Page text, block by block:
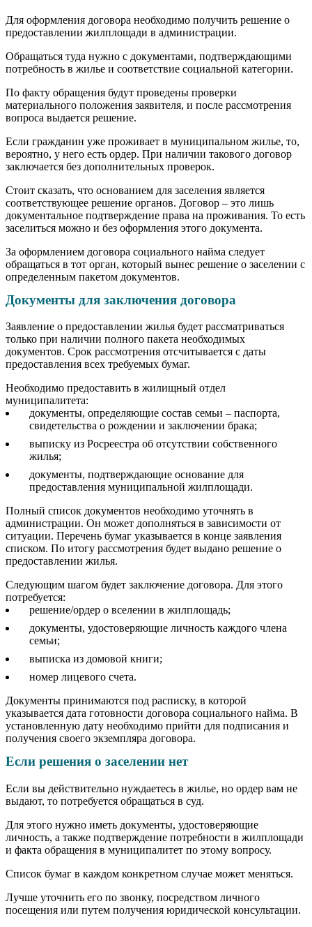
Для оформления договора необходимо получить решение о
предоставлении жилплощади в администрации.
Обращаться туда нужно с документами, подтверждающими
потребность в жилье и соответствие социальной категории.
По факту обращения будут проведены проверки
материального положения заявителя, и после рассмотрения
вопроса выдается решение.
Если гражданин уже проживает в муниципальном жилье, то,
вероятно, у него есть ордер. При наличии такового договор
заключается без дополнительных проверок.
Стоит сказать, что основанием для заселения является
соответствующее решение органов. Договор – это лишь
документальное подтверждение права на проживания. То есть
заселиться можно и без оформления этого документа.
За оформлением договора социального найма следует
обращаться в тот орган, который вынес решение о заселении с
определенным пакетом документов.
Документы для заключения договора
Заявление о предоставлении жилья будет рассматриваться
только при наличии полного пакета необходимых
документов. Срок рассмотрения отсчитывается с даты
предоставления всех требуемых бумаг.
Необходимо предоставить в жилищный отдел
муниципалитета:
документы, определяющие состав семьи – паспорта,
свидетельства о рождении и заключении брака;
выписку из Росреестра об отсутствии собственного
жилья;
документы, подтверждающие основание для
предоставления муниципальной жилплощади.
Полный список документов необходимо уточнять в
администрации. Он может дополняться в зависимости от
ситуации. Перечень бумаг указывается в конце заявления
списком. По итогу рассмотрения будет выдано решение о
предоставлении жилья.
Следующим шагом будет заключение договора. Для этого
потребуется:
решение/ордер о вселении в жилплощадь;
документы, удостоверяющие личность каждого члена
семьи;
выписка из домовой книги;
номер лицевого счета.
Документы принимаются под расписку, в которой
указывается дата готовности договора социального найма. В
установленную дату необходимо прийти для подписания и
получения своего экземпляра договора.
Если решения о заселении нет
Если вы действительно нуждаетесь в жилье, но ордер вам не
выдают, то потребуется обращаться в суд.
Для этого нужно иметь документы, удостоверяющие
личность, а также подтверждение потребности в жилплощади
и факта обращения в муниципалитет по этому вопросу.
Список бумаг в каждом конкретном случае может меняться.
Лучше уточнить его по звонку, посредством личного
посещения или путем получения юридической консультации.